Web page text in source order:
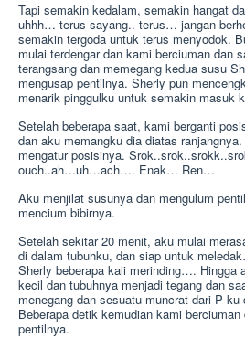
Tapi semakin kedalam, semakin hangat
uhhh… terus sayang.. terus… jangan
semakin tergoda untuk terus
mulai terdengar dan kami berciuman dan
terangsang dan memegang kedua susu
mengusap pentilnya. Sherly pun
menarik pinggulku untuk semakin masuk
Setelah beberapa saat, kami berganti
dan aku memangku dia diatas
mengatur posisinya.
ouch..ah…uh…ach…. Enak… Ren…
Aku menjilat susunya dan mengulum
mencium bibirnya.
Setelah sekitar 20 menit, aku mulai
di dalam tubuhku, dan siap untuk
Sherly beberapa kali merinding…. Hingga
kecil dan tubuhnya menjadi tegang dan
menegang dan sesuatu muncrat dari P
Beberapa detik kemudian kami
pentilnya.